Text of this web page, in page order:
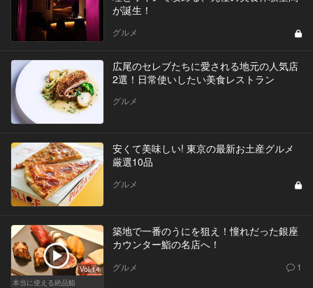
が誕生！
グルメ
広尾のセレブたちに愛される地元の人気店
2選！日常使いしたい美食レストラン
グルメ
安くて美味しい! 東京の最新お土産グルメ
厳選10品
グルメ
Vol.14
本当に使える絶品鮨
築地で一番のうにを狙え！憧れだった銀座
カウンター鮨の名店へ！
グルメ 1